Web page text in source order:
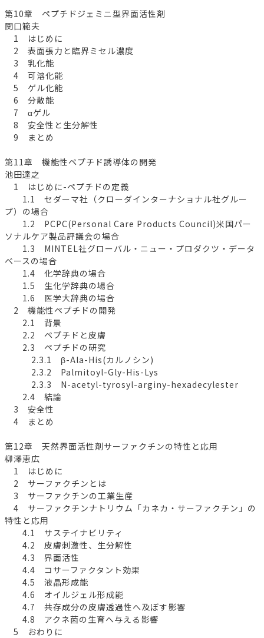
第10章 ペプチドジェミニ型界面活性剤
関口範夫
1 はじめに
2 表面張力と臨界ミセル濃度
3 乳化能
4 可溶化能
5 ゲル化能
6 分散能
7 αゲル
8 安全性と生分解性
9 まとめ
第11章 機能性ペプチド誘導体の開発
池田達之
1 はじめに-ペプチドの定義
1.1 セダーマ社（クローダインターナショナル社グルー
プ）の場合
1.2 PCPC(Personal Care Products Council)米国パー
ソナルケア製品評議会の場合
1.3 MINTEL社グローバル・ニュー・プロダクツ・データ
ベースの場合
1.4 化学辞典の場合
1.5 生化学辞典の場合
1.6 医学大辞典の場合
2 機能性ペプチドの開発
2.1 背景
2.2 ペプチドと皮膚
2.3 ペプチドの研究
2.3.1 β-Ala-His(カルノシン)
2.3.2 Palmitoyl-Gly-His-Lys
2.3.3 N-acetyl-tyrosyl-arginy-hexadecylester
2.4 結論
3 安全性
4 まとめ
第12章 天然界面活性剤サーファクチンの特性と応用
柳澤恵広
1 はじめに
2 サーファクチンとは
3 サーファクチンの工業生産
4 サーファクチンナトリウム「カネカ・サーファクチン」の
特性と応用
4.1 サステイナビリティ
4.2 皮膚刺激性、生分解性
4.3 界面活性
4.4 コサーファクタント効果
4.5 液晶形成能
4.6 オイルジェル形成能
4.7 共存成分の皮膚透過性へ及ぼす影響
4.8 アクネ菌の生育へ与える影響
5 おわりに